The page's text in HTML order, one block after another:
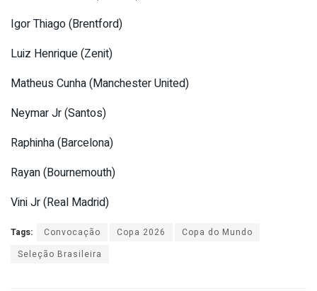
Igor Thiago (Brentford)
Luiz Henrique (Zenit)
Matheus Cunha (Manchester United)
Neymar Jr (Santos)
Raphinha (Barcelona)
Rayan (Bournemouth)
Vini Jr (Real Madrid)
Tags: Convocação Copa 2026
Copa do Mundo
Seleção Brasileira